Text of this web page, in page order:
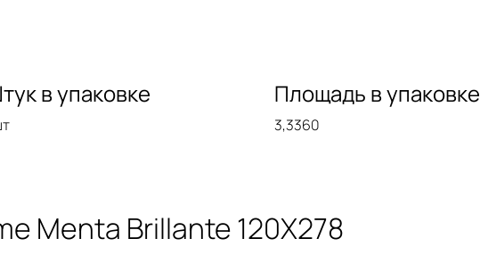
в упаковке Площадь в упаковке
3,3360
Menta Brillante 120X278